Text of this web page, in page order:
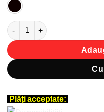
Cantitate Sticker perete
Plăți acceptate: